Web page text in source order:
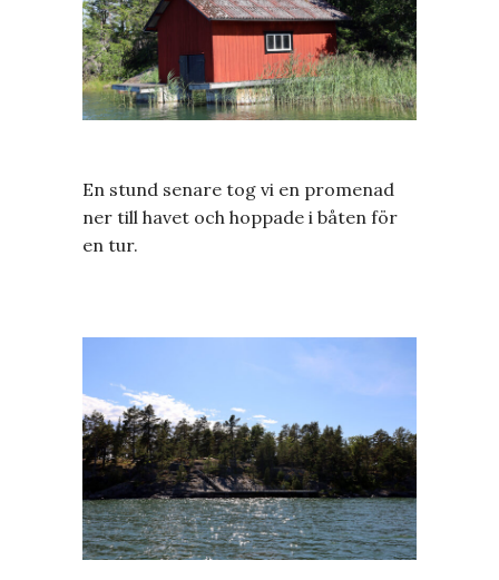
En stund senare tog vi en promenad
ner till havet och hoppade i båten för
en tur.